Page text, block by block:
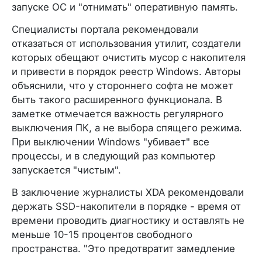
запуске ОС и "отнимать" оперативную память.
Специалисты портала рекомендовали
отказаться от использования утилит, создатели
которых обещают очистить мусор с накопителя
и привести в порядок реестр Windows. Авторы
объяснили, что у стороннего софта не может
быть такого расширенного функционала. В
заметке отмечается важность регулярного
выключения ПК, а не выбора спящего режима.
При выключении Windows "убивает" все
процессы, и в следующий раз компьютер
запускается "чистым".
В заключение журналисты XDA рекомендовали
держать SSD-накопители в порядке - время от
времени проводить диагностику и оставлять не
меньше 10-15 процентов свободного
пространства. "Это предотвратит замедление